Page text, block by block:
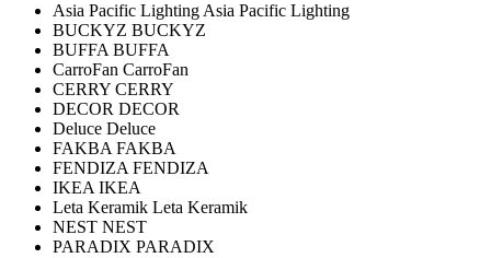
Asia Pacific Lighting Asia Pacific Lighting
BUCKYZ BUCKYZ
BUFFA BUFFA
CarroFan CarroFan
CERRY CERRY
DECOR DECOR
Deluce Deluce
FAKBA FAKBA
FENDIZA FENDIZA
IKEA IKEA
Leta Keramik Leta Keramik
NEST NEST
PARADIX PARADIX